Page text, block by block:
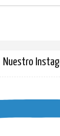
Nuestro